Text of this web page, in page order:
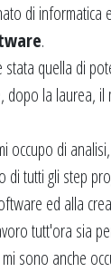
di informatica
.
stata quella di
la laurea, il
occupo di
di tutti gli step
ed alla
tutt'ora sia
sono anche